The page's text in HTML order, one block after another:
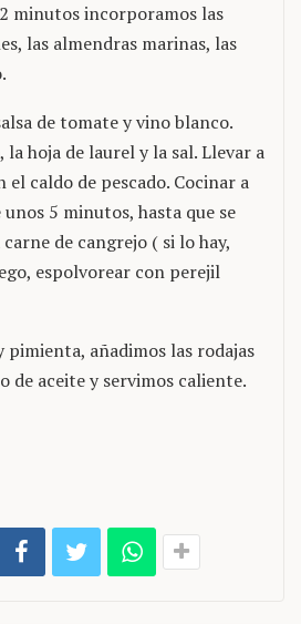
minutos incorporamos las
las almendras marinas, las
de tomate y vino blanco.
hoja de laurel y la sal. Llevar a
el caldo de pescado. Cocinar a
5 minutos, hasta que se
de cangrejo ( si lo hay,
espolvorear con perejil
pimienta, añadimos las rodajas
de aceite y servimos caliente.